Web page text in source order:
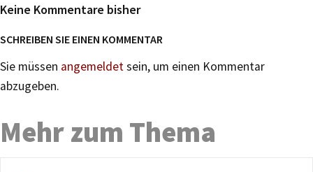
Keine Kommentare bisher
SCHREIBEN SIE EINEN KOMMENTAR
Sie müssen angemeldetsein, um einen Kommentar
abzugeben.
Mehr zum Thema